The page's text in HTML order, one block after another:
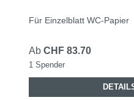
Für Einzelblatt WC-Papier
Ab CHF 83.70
1 Spender